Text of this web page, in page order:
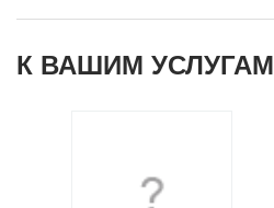
К ВАШИМ УСЛУГАМ